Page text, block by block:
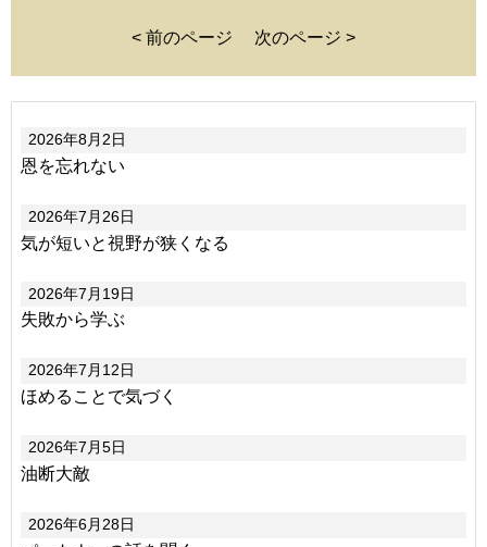
< 前のページ 次のページ >
2026年8月2日
恩を忘れない
2026年7月26日
気が短いと視野が狭くなる
2026年7月19日
失敗から学ぶ
2026年7月12日
ほめることで気づく
2026年7月5日
油断大敵
2026年6月28日